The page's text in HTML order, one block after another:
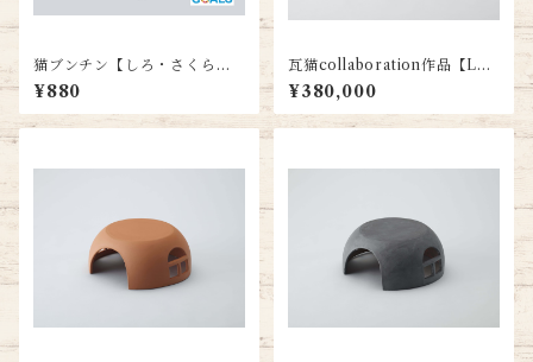
猫ブンチン【しろ・さくら・
素焼き】
¥880
瓦猫collaboration作品【LE
OPARD】限定品
¥380,000